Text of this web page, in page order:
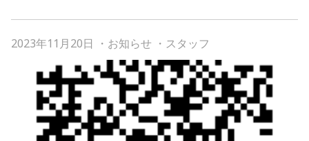
2023年11月20日 ・ お知らせ ・ スタッフ